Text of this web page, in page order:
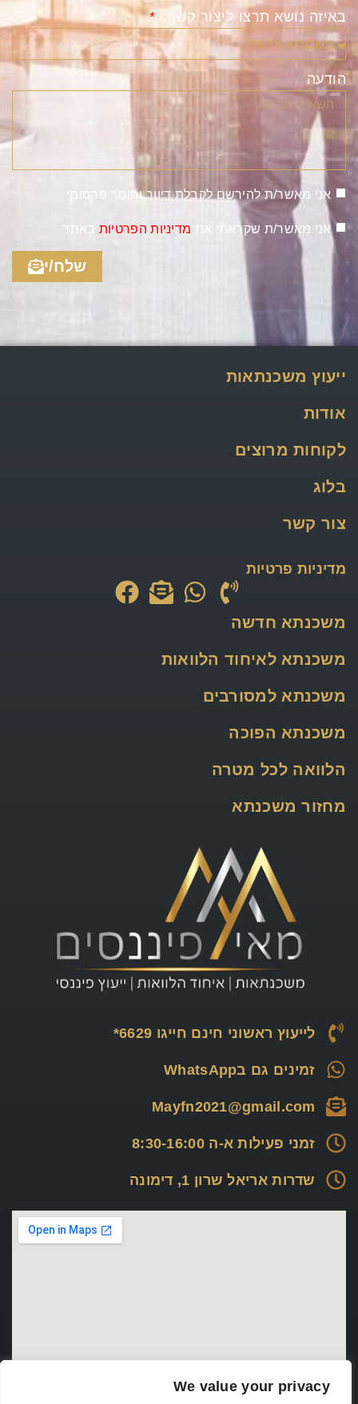
We value your privacy
באיזה נושא תרצו ליצור קשר:
הודעה
אני מאשר/ת להירשם לקבלת דיוור וחומר פרסומי
אני מאשר/ת שקראתי את מדיניות הפרטיות באתר
שלח/י
ייעוץ משכנתאות
אודות
לקוחות מרוצים
בלוג
צור קשר
מדיניות פרטיות
משכנתא חדשה
משכנתא לאיחוד הלוואות
משכנתא למסורבים
משכנתא הפוכה
הלוואה לכל מטרה
מחזור משכנתא
לייעוץ ראשוני חינם חייגו 6629*
זמינים גם בWhatsApp
Mayfn2021@gmail.com
זמני פעילות א-ה 8:30-16:00
שדרות אריאל שרון 1, דימונה